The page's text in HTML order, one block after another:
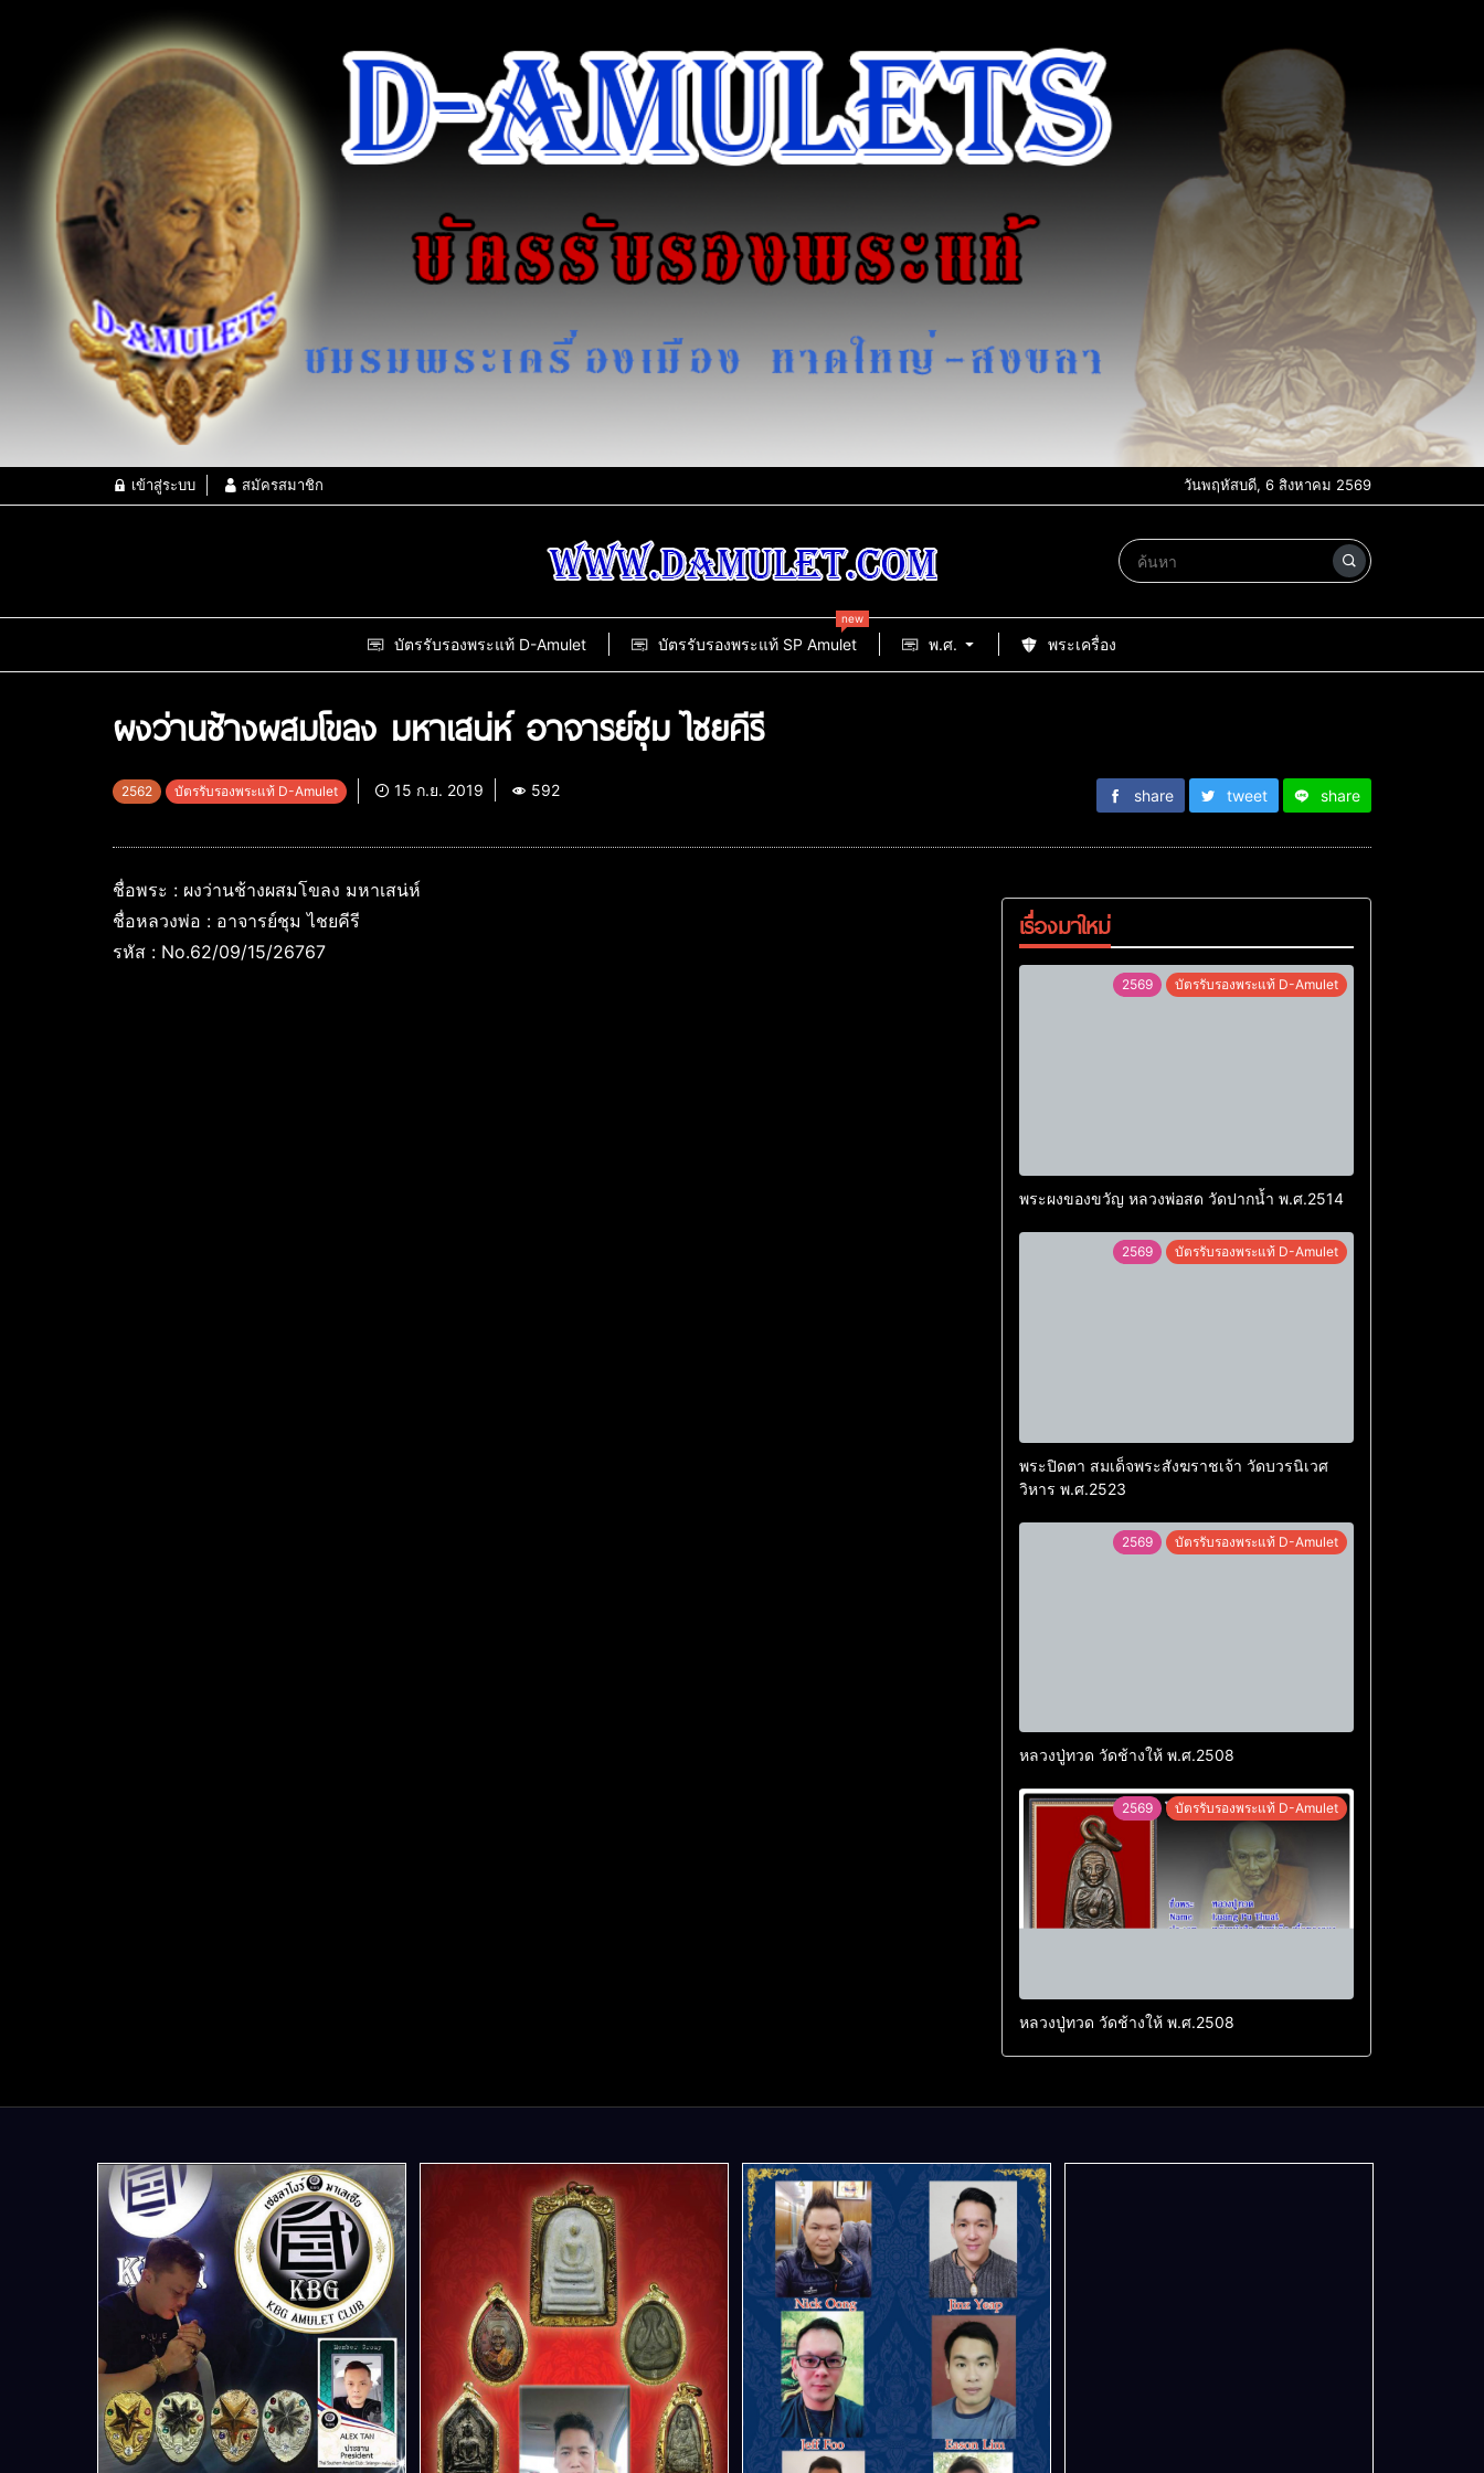
เข้าสู่ระบบ สมัครสมาชิก วันพฤหัสบดี, 6 สิงหาคม 2569
บัตรรับรองพระแท้ D-Amulet บัตรรับรองพระแท้ SP Amulet
new
พ.ศ. พระเครื่อง
ผงว่านช้างผสมโขลง มหาเสน่ห์ อาจารย์ชุม ไชยคีรี
2562 บัตรรับรองพระแท้ D-Amulet 15 ก.ย. 2019 592 share tweet share
ชื่อพระ : ผงว่านช้างผสมโขลง มหาเสน่ห์
ชื่อหลวงพ่อ : อาจารย์ชุม ไชยคีรี
รหัส : No.62/09/15/26767
เรื่องมาใหม่
2569 บัตรรับรองพระแท้ D-Amulet
พระผงของขวัญ หลวงพ่อสด วัดปากน้ำ พ.ศ.2514
2569 บัตรรับรองพระแท้ D-Amulet
พระปิดตา สมเด็จพระสังฆราชเจ้า วัดบวรนิเวศ
วิหาร พ.ศ.2523
2569 บัตรรับรองพระแท้ D-Amulet
หลวงปู่ทวด วัดช้างให้ พ.ศ.2508
2569 บัตรรับรองพระแท้ D-Amulet
หลวงปู่ทวด วัดช้างให้ พ.ศ.2508